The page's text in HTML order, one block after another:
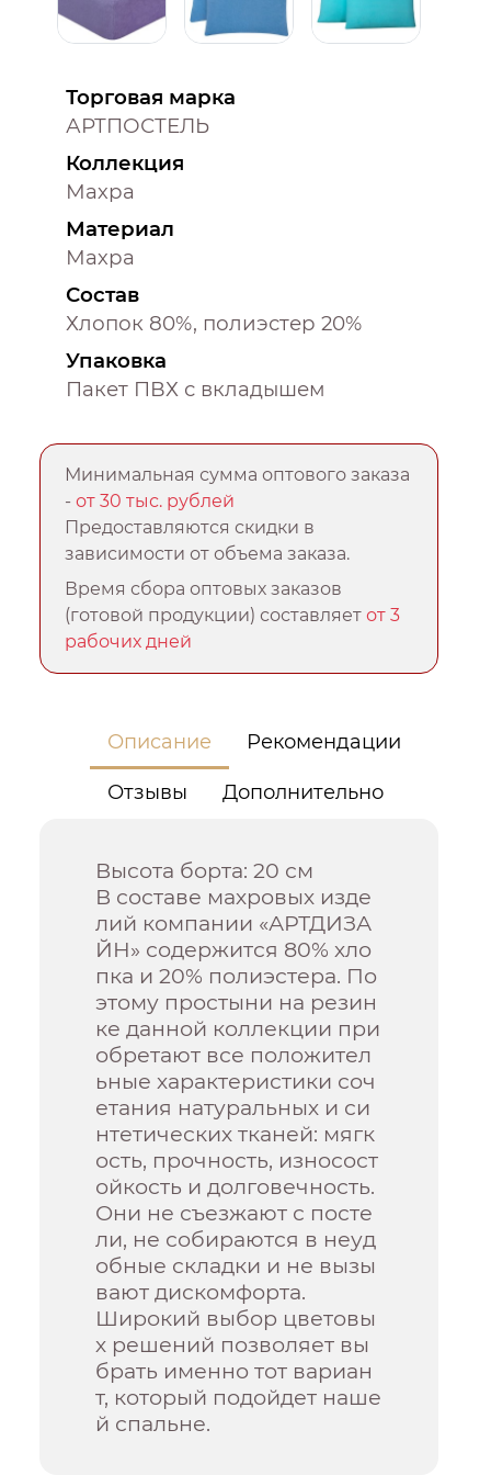
Торговая марка
АРТПОСТЕЛЬ
Коллекция
Махра
Материал
Махра
Состав
Хлопок 80%, полиэстер 20%
Упаковка
Пакет ПВХ с вкладышем
Минимальная сумма оптового заказа
-от 30 тыс. рублей
Предоставляются скидки в
зависимости от объема заказа.
Время сбора оптовых заказов
(готовой продукции) составляетот 3
рабочих дней
Описание Рекомендации
Отзывы Дополнительно
Высота борта: 20 см
В составе махровых изде
лий компании «АРТДИЗА
ЙН» содержится 80% хло
пка и 20% полиэстера. По
этому простыни на резин
ке данной коллекции при
обретают все положител
ьные характеристики соч
етания натуральных и си
нтетических тканей: мягк
ость, прочность, износост
ойкость и долговечность.
Они не съезжают с посте
ли, не собираются в неуд
обные складки и не вызы
вают дискомфорта.
Широкий выбор цветовы
х решений позволяет вы
брать именно тот вариан
т, который подойдет наше
й спальне.